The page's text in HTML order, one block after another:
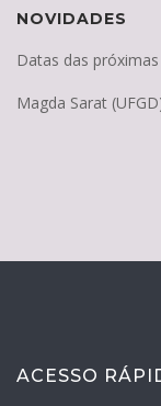
NOVIDADES
Datas das
Magda Sarat
ACESSO